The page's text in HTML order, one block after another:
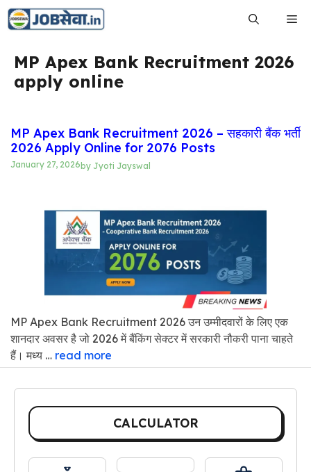
Skip
MP Apex Bank Recruitment 2026
apply online
MP Apex Bank Recruitment 2026 – सहकारी बैंक भर्ती
2026 Apply Online for 2076 Posts
January 27, 2026 by Jyoti Jayswal
MP Apex Bank Recruitment 2026 उन उम्मीदवारों के लिए एक
शानदार अवसर है जो 2026 में बैंकिंग सेक्टर में सरकारी नौकरी पाना चाहते
हैं। मध्य … read more
CALCULATOR